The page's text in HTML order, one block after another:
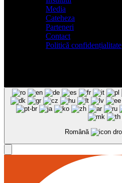
Media
Cateheza
Parteneri
Contact
Politică confidențialitate
Română